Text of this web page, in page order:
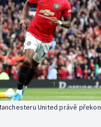
United právě